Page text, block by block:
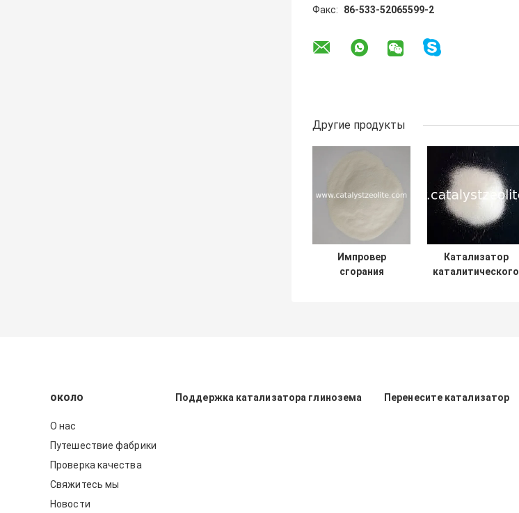
Факс:
86-533-52065599-2
Другие продукты
Импровер
сгорания
Катализатор
каталитического
около
О нас
Путешествие фабрики
Проверка качества
Свяжитесь мы
Новости
Поддержка катализатора глинозема Перенесите катализатор